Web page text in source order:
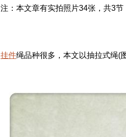
注：本文章有实拍照片34张，共3
挂件绳品种很多，本文以抽拉式绳(